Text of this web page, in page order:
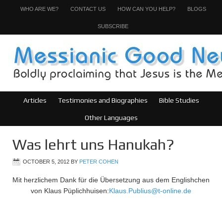
WHO ARE WE? CONTACT US HOW CAN YOU HELP? BLOGS
SUBSCRIBE
Articles Testimonies and Biographies Bible Studies
Other Languages
Was lehrt uns Hanukah?
OCTOBER 5, 2012 BY PETER COHEN
Mit herzlichem Dank für die Übersetzung aus dem Englishchen
von Klaus Püplichhuisen:Klaus.Publius@t-online.de